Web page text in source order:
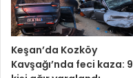
Keşan’da Kozköy
Kavşağı’nda feci kaza: 9